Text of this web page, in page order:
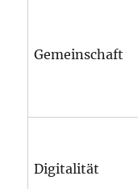
Gemeinschaft
Digitalität